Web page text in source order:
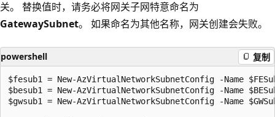
关。 替换值时，请务必将网关子网特意命名为
GatewaySubnet。 如果命名为其他名称，网关创建会失败。
powershell 复制
$fesub1 = New-AzVirtualNetworkSubnetConfig -Name
$besub1 = New-AzVirtualNetworkSubnetConfig -Name
$gwsub1 = New-AzVirtualNetworkSubnetConfig -Name